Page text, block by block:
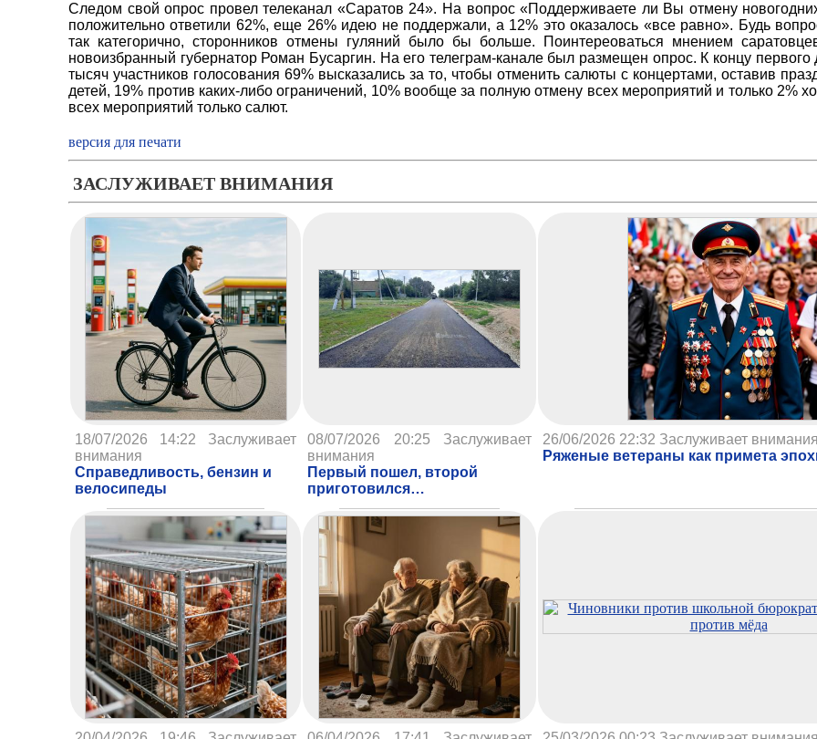
Следом свой опрос провел телеканал «Саратов 24». На вопрос «Поддерживаете ли Вы отмену
положительно ответили 62%, еще 26% идею не поддержали, а 12% это оказалось «все равно». Будь
так категорично, сторонников отмены гуляний было бы больше. Поинтереоваться мнением
новоизбранный губернатор Роман Бусаргин. На его телеграм-канале был размещен опрос. К концу первого
тысяч участников голосования 69% высказались за то, чтобы отменить салюты с концертами, оставив
детей, 19% против каких-либо ограничений, 10% вообще за полную отмену всех мероприятий и только 2%
всех мероприятий только салют.
версия для печати
ЗАСЛУЖИВАЕТ ВНИМАНИЯ
18/07/2026 14:22
Заслуживает
внимания
Справедливость, бензин и
велосипеды
08/07/2026 20:25
Заслуживает
внимания
Первый пошел, второй
приготовился…
26/06/2026 22:32 Заслуживает внимания
Ряженые ветераны как примета